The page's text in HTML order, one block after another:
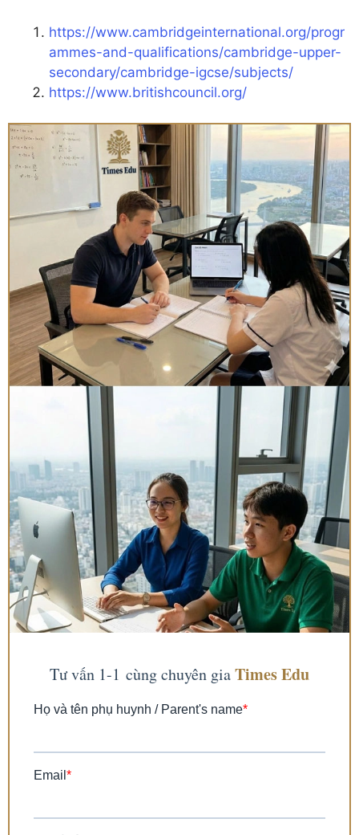
https://www.cambridgeinternational.org/progr
ammes-and-qualifications/cambridge-upper-
secondary/cambridge-igcse/subjects/
https://www.britishcouncil.org/